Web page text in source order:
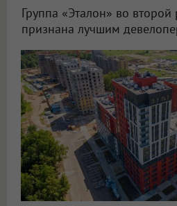
Группа «Эталон» во второй
признана лучшим